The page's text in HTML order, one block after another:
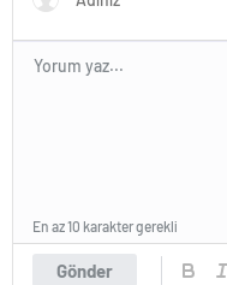
Gönder
En az 10 karakter gerekli